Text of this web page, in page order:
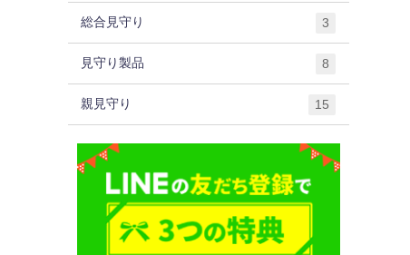
総合見守り 3
見守り製品 8
親見守り 15